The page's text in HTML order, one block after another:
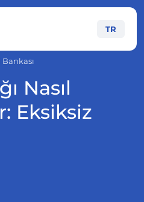
TR
Nasıl
Eksiksiz